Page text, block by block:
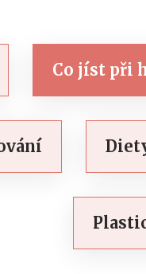
Co jíst při